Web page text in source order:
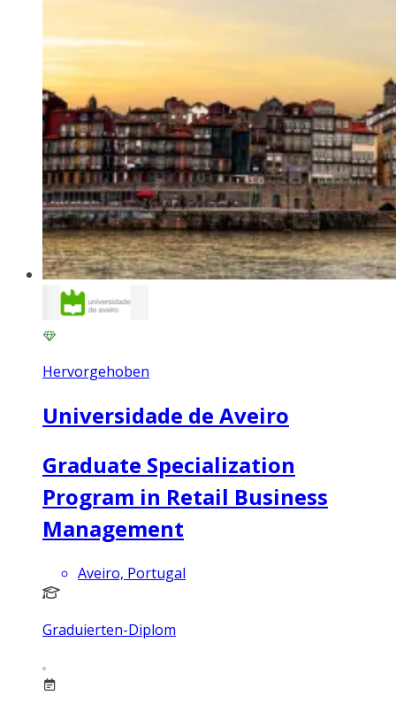
Hervorgehoben
Universidade de Aveiro
Graduate Specialization
Program in Retail Business
Management
Aveiro, Portugal
Graduierten-Diplom